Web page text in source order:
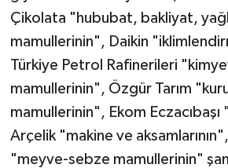
Çikolata "hububat, bakliyat,
mamullerinin", Daikin
Türkiye Petrol Rafinerileri
mamullerinin", Özgür Tarım
mamullerinin", Ekom
Arçelik "makine ve
"meyve-sebze mamullerinin"